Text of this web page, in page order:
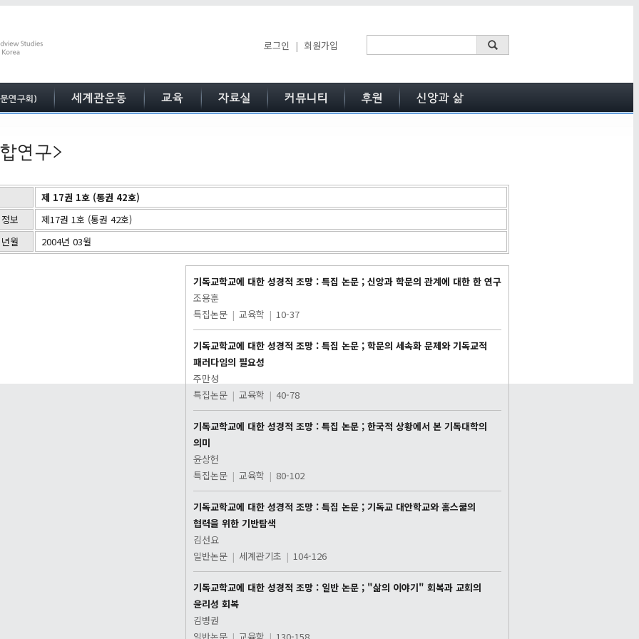
로그인 | 회원가입
제 17권 1호 (통권 42호)
보
제17권 1호 (통권 42호)
월
2004년 03월
기독교학교에 대한 성경적 조망 : 특집 논문 ; 신앙과 학문의 관계에 대한 한 연구
조용훈
특집논문 | 교육학 | 10-37
기독교학교에 대한 성경적 조망 : 특집 논문 ; 학문의 세속화 문제와 기독교적
패러다임의 필요성
주만성
특집논문 | 교육학 | 40-78
기독교학교에 대한 성경적 조망 : 특집 논문 ; 한국적 상황에서 본 기독대학의
의미
윤상헌
특집논문 | 교육학 | 80-102
기독교학교에 대한 성경적 조망 : 특집 논문 ; 기독교 대안학교와 홈스쿨의
협력을 위한 기반탐색
김선요
일반논문 | 세계관기초 | 104-126
기독교학교에 대한 성경적 조망 : 일반 논문 ; "삶의 이야기" 회복과 교회의
윤리성 회복
김병권